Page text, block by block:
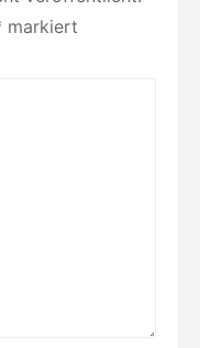
markiert